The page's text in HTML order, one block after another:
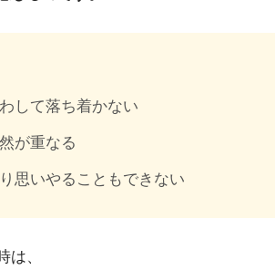
して落ち着かない
が重なる
思いやることもできない
、